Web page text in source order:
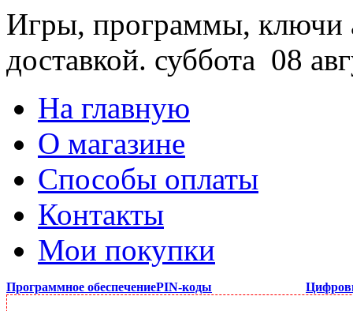
Игры, программы, ключи
доставкой. суббота 08
На главную
О магазине
Способы оплаты
Контакты
Мои покупки
Программное обеспечениеPIN-коды